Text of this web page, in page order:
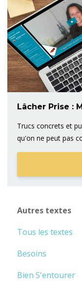
Lâcher Prise :
Trucs concrets et
qu'on ne peut pas
Autres textes
Tous les textes
Besoins
Bien S'entourer